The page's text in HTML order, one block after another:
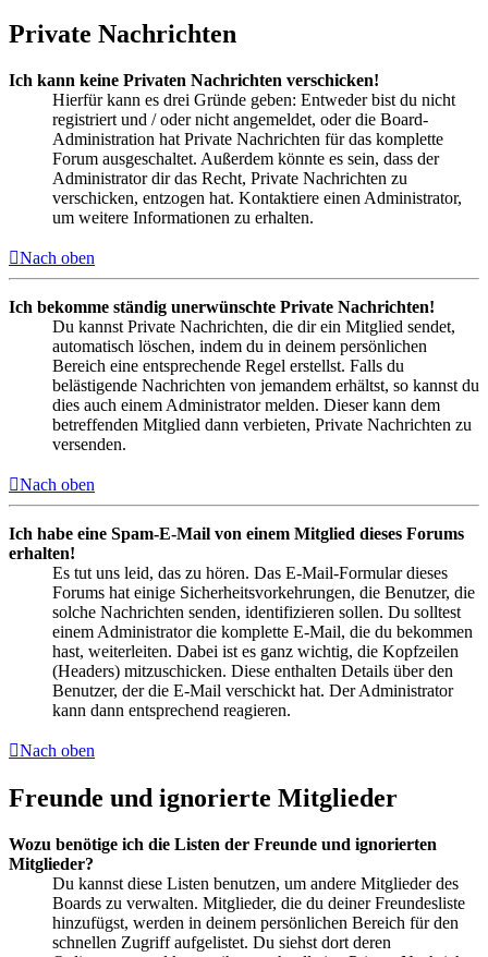
Private Nachrichten
Ich kann keine Privaten Nachrichten verschicken!
Hierfür kann es drei Gründe geben: Entweder bist du nicht
registriert und / oder nicht angemeldet, oder die Board-
Administration hat Private Nachrichten für das komplette
Forum ausgeschaltet. Außerdem könnte es sein, dass der
Administrator dir das Recht, Private Nachrichten zu
verschicken, entzogen hat. Kontaktiere einen Administrator,
um weitere Informationen zu erhalten.
Nach oben
Ich bekomme ständig unerwünschte Private Nachrichten!
Du kannst Private Nachrichten, die dir ein Mitglied sendet,
automatisch löschen, indem du in deinem persönlichen
Bereich eine entsprechende Regel erstellst. Falls du
belästigende Nachrichten von jemandem erhältst, so kannst du
dies auch einem Administrator melden. Dieser kann dem
betreffenden Mitglied dann verbieten, Private Nachrichten zu
versenden.
Nach oben
Ich habe eine Spam-E-Mail von einem Mitglied dieses Forums
erhalten!
Es tut uns leid, das zu hören. Das E-Mail-Formular dieses
Forums hat einige Sicherheitsvorkehrungen, die Benutzer, die
solche Nachrichten senden, identifizieren sollen. Du solltest
einem Administrator die komplette E-Mail, die du bekommen
hast, weiterleiten. Dabei ist es ganz wichtig, die Kopfzeilen
(Headers) mitzuschicken. Diese enthalten Details über den
Benutzer, der die E-Mail verschickt hat. Der Administrator
kann dann entsprechend reagieren.
Nach oben
Freunde und ignorierte Mitglieder
Wozu benötige ich die Listen der Freunde und ignorierten
Mitglieder?
Du kannst diese Listen benutzen, um andere Mitglieder des
Boards zu verwalten. Mitglieder, die du deiner Freundesliste
hinzufügst, werden in deinem persönlichen Bereich für den
schnellen Zugriff aufgelistet. Du siehst dort deren